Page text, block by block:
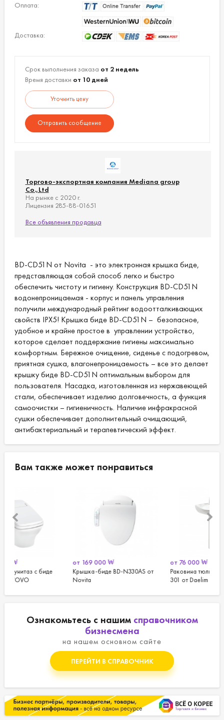
Оплата:
Доставка:
Срок выполнения заказа от 2 недель
Время доставки от 10 дней
Уточнить цену
Отправить сообщение
Торгово-экспортная компания Mediana group
Co.,Ltd
На рынке с 2020 г.
Лицензия 285-88-01651
Все объявления продавца
BD-CD51N от Novita - это электронная крышка биде,
представляющая собой способ легко и быстро
обеспечить чистоту и гигиену. Конструкция BD-CD51N
водонепроницаемая - корпус и панель управления
получили международный рейтинг водоотталкивающих
свойств IPX5! Крышка биде BD-CD51N – безопасное,
удобное и крайне простое в управлении устройство,
которое сделает поддержание гигиены максимально
комфортным. Бережное очищение, сиденье с подогревом,
приятная сушка, влагонепроницаемость – все это делает
крышку биде BD-CD51N оптимальным выбором для
пользователя. Насадка, изготовленная из нержавеющей
стали, обеспечивает изделию долговечность, а функция
самоочистки – гигиеничность. Наличие инфракрасной
сушки обеспечивает дополнительный очищающий,
антибактериальный и терапевтический эффект.
Вам также может понравиться
Крышка-биде BD-N330AS от
Novita
Раковина тюльпан в ванную DL-
301 от Daelim DobiDos
Ознакомьтесь с нашим справочником
бизнесмена
на нашем основном сайте
ПЕРЕЙТИ В СПРАВОЧНИК